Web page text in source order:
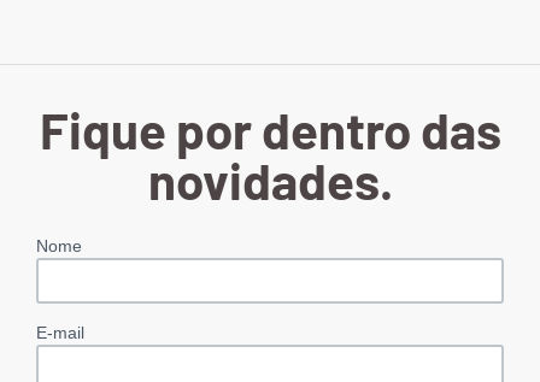
Fique por dentro das
novidades.
Nome
E-mail